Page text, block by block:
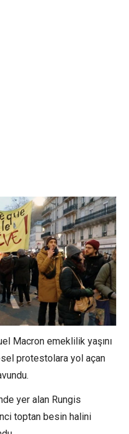
Macron emeklilik yaşını
protestolara yol açan
yer alan Rungis
toptan besin halini